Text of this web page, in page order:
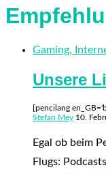
Gaming,
Unsere
[pencilang
Stefan Mey 10.
Egal ob beim
Flugs: